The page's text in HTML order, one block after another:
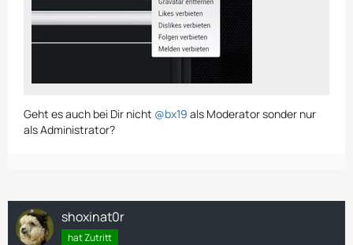
Geht es auch bei Dir nicht @bx19 als Moderator sonder nur
als Administrator?
shoxinat0r
hat Zutritt